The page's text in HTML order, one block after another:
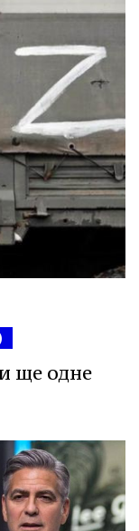
ще одне